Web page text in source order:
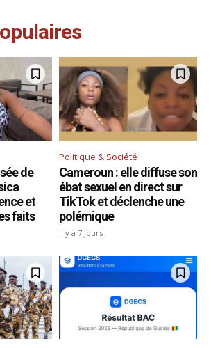
de
et
faits
Politique & Société
Cameroun : elle diffuse son
ébat sexuel en direct sur
TikTok et déclenche une
polémique
il y a 7 jours